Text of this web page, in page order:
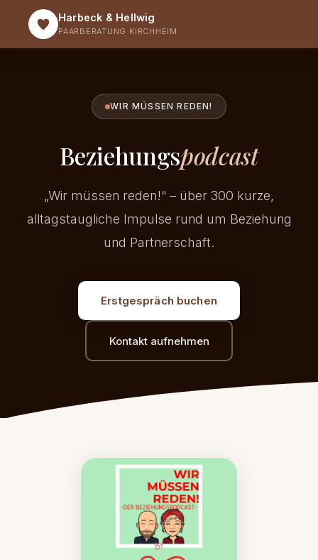
Harbeck & Hellwig
PAARBERATUNG KIRCHHEIM
WIR MÜSSEN REDEN!
Beziehungspodcast
„Wir müssen reden!“ – über 300 kurze,
alltagstaugliche Impulse rund um Beziehung
und Partnerschaft.
Erstgespräch buchen
Kontakt aufnehmen